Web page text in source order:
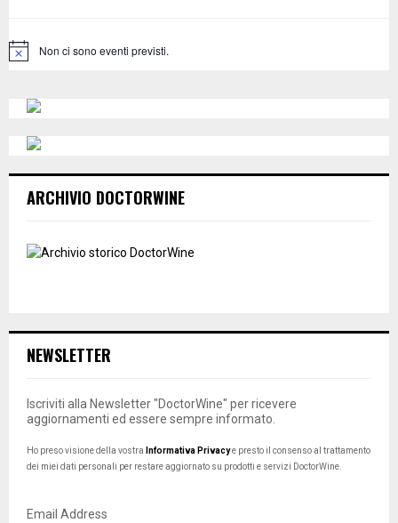
N
Non ci sono eventi previsti.
ARCHIVIO DOCTORWINE
NEWSLETTER
Iscriviti alla Newsletter "DoctorWine" per ricevere
aggiornamenti ed essere sempre informato.
Ho preso visione della vostra Informativa Privacye presto il consenso al trattamento
dei miei dati personali per restare aggiornato su prodotti e servizi DoctorWine.
Email Address